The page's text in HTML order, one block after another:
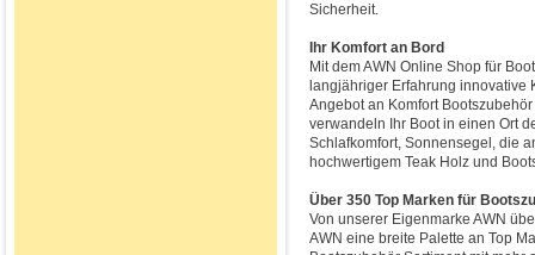
Sicherheit.
Ihr Komfort an Bord
Mit dem AWN Online Shop für
langjähriger Erfahrung innovative
Angebot an Komfort
verwandeln Ihr Boot in einen Ort
Schlafkomfort, Sonnensegel, die
hochwertigem Teak Holz und
Über 350 Top Marken für
Von unserer Eigenmarke AWN
AWN eine breite Palette an Top